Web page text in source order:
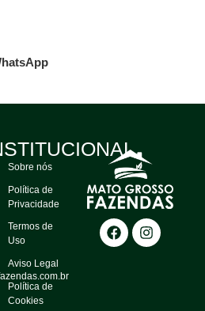
Sobre nós
Política de
Privacidade
Termos de
Uso
Aviso Legal
Política de
Cookies